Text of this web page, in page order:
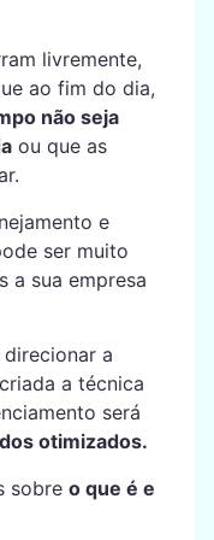
livremente,
ao fim do dia,
não seja
ou que as
e
ser muito
a sua empresa
a
a técnica
será
otimizados.
sobre o que é e